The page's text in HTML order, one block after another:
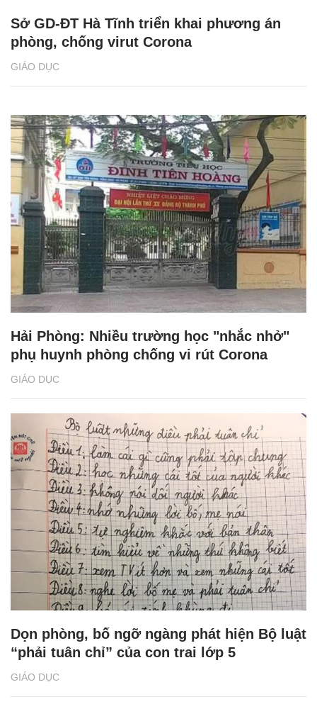
GIÁO DỤC
Sở GD-ĐT Hà Tĩnh triển khai phương án
phòng, chống virut Corona
GIÁO DỤC
Hải Phòng: Nhiều trường học "nhắc nhở"
phụ huynh phòng chống vi rút Corona
GIÁO DỤC
Dọn phòng, bố ngỡ ngàng phát hiện Bộ luật
“phải tuân chỉ” của con trai lớp 5